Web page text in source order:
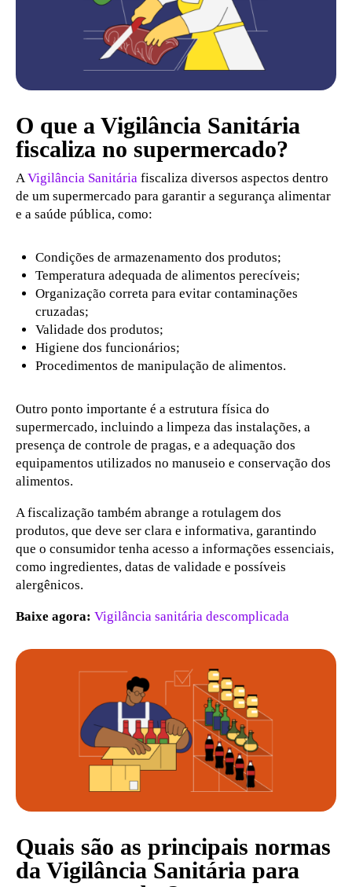
O que a Vigilância Sanitária
fiscaliza no supermercado?
A Vigilância Sanitária fiscaliza diversos aspectos dentro
de um supermercado para garantir a segurança alimentar
e a saúde pública, como:
Condições de armazenamento dos produtos;
Temperatura adequada de alimentos perecíveis;
Organização correta para evitar contaminações
cruzadas;
Validade dos produtos;
Higiene dos funcionários;
Procedimentos de manipulação de alimentos.
Outro ponto importante é a estrutura física do
supermercado, incluindo a limpeza das instalações, a
presença de controle de pragas, e a adequação dos
equipamentos utilizados no manuseio e conservação dos
alimentos.
A fiscalização também abrange a rotulagem dos
produtos, que deve ser clara e informativa, garantindo
que o consumidor tenha acesso a informações essenciais,
como ingredientes, datas de validade e possíveis
alergênicos.
Baixe agora: Vigilância sanitária descomplicada
Quais são as principais normas
da Vigilância Sanitária para